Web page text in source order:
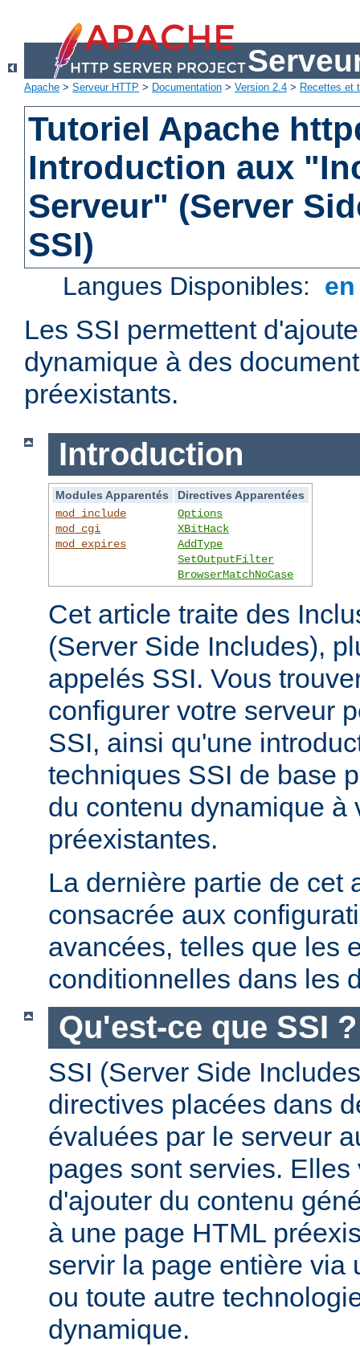
Apache > Serveur HTTP > Documentation > Version 2.4 > Recettes et
Tutoriel Apache
Introduction aux
Serveur" (Server
SSI)
Langues Disponibles:
Les SSI permettent
dynamique à des
préexistants.
Introduction
Modules Apparentés
Directives Apparentées
mod_include
mod_cgi
mod_expires
Options
XBitHack
AddType
SetOutputFilter
BrowserMatchNoCase
Cet article traite des
(Server Side Includes),
appelés SSI. Vous
configurer votre serveur
SSI, ainsi qu'une
techniques SSI de base
du contenu dynamique à
préexistantes.
La dernière partie de cet
consacrée aux
avancées, telles que les
conditionnelles dans les
Qu'est-ce que SSI ?
SSI (Server Side
directives placées dans
évaluées par le serveur
pages sont servies.
d'ajouter du contenu
à une page HTML
servir la page entière via
ou toute autre
dynamique.